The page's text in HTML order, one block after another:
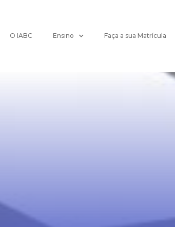
O IABC Ensino Faça a sua Matrícula